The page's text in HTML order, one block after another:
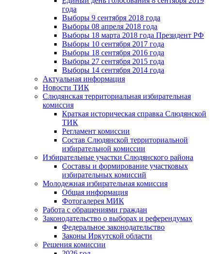
года
Выборы 9 сентября 2018 года
Выборы 08 апреля 2018 года
Выборы 18 марта 2018 года Президент РФ
Выборы 10 сентября 2017 года
Выборы 18 сентября 2016 года
Выборы 27 сентября 2015 года
Выборы 14 сентября 2014 года
Актуальная информация
Новости ТИК
Слюдянская территориальная избирательная
комиссия
Краткая историческая справка Слюдянской
ТИК
Регламент комиссии
Состав Слюдянской территориальной
избирательной комиссии
Избирательные участки Слюдянского района
Составы и формирование участковых
избирательных комиссий
Молодежная избирательная комиссия
Общая информация
Фотогалерея МИК
Работа с обращениями граждан
Законодательство о выборах и референдумах
Федеральное законодательство
Законы Иркутской области
Решения комиссии